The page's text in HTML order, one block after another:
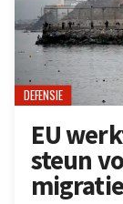
DEFENSIE
EU
steun